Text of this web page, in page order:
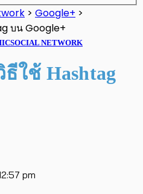
> Google+ >
บน Google+
SOCIAL NETWORK
ใช้ Hashtag
pm